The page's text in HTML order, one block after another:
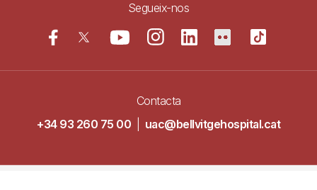
Segueix-nos
Contacta
+34 93 260 75 00
uac@bellvitgehospital.cat